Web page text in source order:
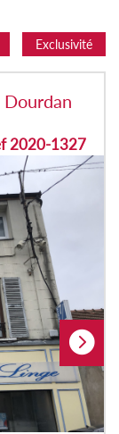
Exclusivité
2020-1327